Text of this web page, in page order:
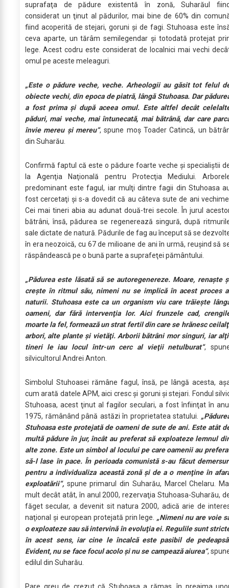
suprafaţa de pădure existentă în zonă, Suharăul
considerat un ţinut al pădurilor, mai bine de 60% din
fiind acoperită de stejari, goruni şi de fagi. Stuhoasa este
ceva aparte, un tărâm semilegendar şi totodată protejat
lege. Acest codru este considerat de localnici mai vechi
omul pe aceste meleaguri.
„Este o pădure veche, veche. Arheologii au găsit tot felul
obiecte vechi, din epoca de piatră, lângă Stuhoasa. Dar
a fost prima şi după aceea omul. Este altfel decât
păduri, mai veche, mai întunecată, mai bătrână, dar care
învie mereu şi mereu“, spune moş Toader Catincă, un
din Suharău.
Confirmă faptul că este o pădure foarte veche şi specialiştii
la Agenţia Naţională pentru Protecţia Mediului.
predominant este fagul, iar mulţi dintre fagii din Stuhoasa
fost cercetaţi şi s-a dovedit că au câteva sute de ani
Cei mai tineri abia au adunat două-trei secole. În jurul
bătrâni, însă, pădurea se regenerează singură, după
sale dictate de natură. Pădurile de fag au început să se
în era neozoică, cu 67 de milioane de ani în urmă, reuşind să
răspândească pe o bună parte a suprafeţei pământului.
„Pădurea este lăsată să se autoregenereze. Moare, renaşte
creşte în ritmul său, nimeni nu se implică în acest proces
naturii. Stuhoasa este ca un organism viu care trăieşte
oameni, dar fără intervenţia lor. Aici frunzele cad,
moarte la fel, formează un strat fertil din care se hrănesc
arbori, alte plante şi vietăţi. Arborii bătrâni mor singuri, iar
tineri le iau locul într-un cerc al vieţii netulburat“,
silvicultorul Andrei Anton.
Simbolul Stuhoasei rămâne fagul, însă, pe lângă acesta,
cum arată datele APM, aici cresc şi goruni şi stejari. Fondul
Stuhoasa, acest ţinut al fagilor seculari, a fost înfiinţat în
1975, rămânând până astăzi în proprietatea statului.
Stuhoasa este protejată de oameni de sute de ani. Este atât
multă pădure în jur, încât au preferat să exploateze lemnul
alte zone. Este un simbol al locului pe care oamenii au
să-l lase în pace. În perioada comunistă s-au făcut
pentru a individualiza această zonă şi de a o menţine în
exploatării“, spune primarul din Suharău, Marcel Chelaru.
mult decât atât, în anul 2000, rezervaţia Stuhoasa-Suharău,
făget secular, a devenit sit natura 2000, adică arie de
naţional şi european protejată prin lege. „Nimeni nu are voie
o exploateze sau să intervină în evoluţia ei. Regulile sunt
în acest sens, iar cine le încalcă este pasibil de
Evident, nu se face focul acolo şi nu se campează aiurea“,
edilul din Suharău.